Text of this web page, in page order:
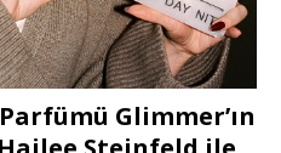
Glimmer’ın